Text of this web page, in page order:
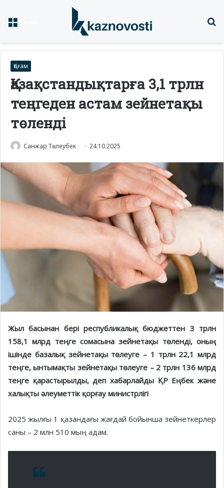
Қоғам
Қазақстандықтарға 3,1 трлн
теңгеден астам зейнетақы
төленді
Санжар Төлеубек 24.10.2025
Жыл басынан бері республикалық бюджеттен 3 трлн
158,1 млрд теңге сомасына зейнетақы төленді, оның
ішінде базалық зейнетақы төлеуге – 1 трлн 22,1 млрд
теңге, ынтымақты зейнетақы төлеуге – 2 трлн 136 млрд
теңге қарастырылды, деп хабарлайды ҚР Еңбек және
халықты әлеуметтік қорғау министрлігі
2025 жылғы 1 қазандағы жағдай бойынша зейнеткерлер
саны – 2 млн 510 мың адам.